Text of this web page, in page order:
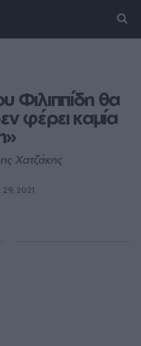
Φιλιππίδη θα
φέρει καμία
Χατζάκης
2021